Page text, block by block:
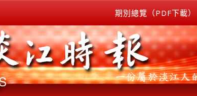
期別總覽（PDF下載）